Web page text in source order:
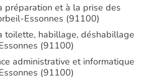
préparation et à la prise des
Essonnes (91100)
toilette, habillage, déshabillage
(91100)
administrative et informatique
(91100)